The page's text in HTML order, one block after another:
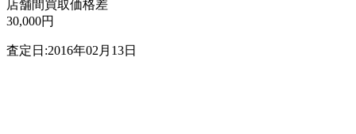
店舗間買取価格差
30,000円
査定日:2016年02月13日